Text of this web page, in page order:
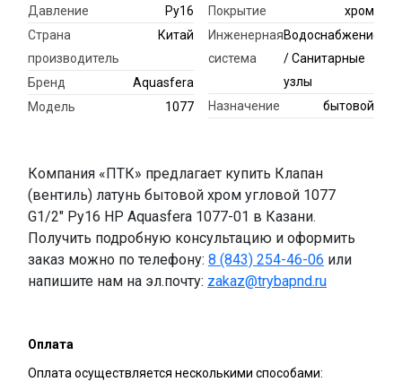
Давление
Ру16
Страна
производитель
Китай
Бренд
Aquasfera
Модель
1077
Покрытие
хром
Инженерная
система
Водоснабжение
/ Санитарные
узлы
Назначение
бытовой
Компания «ПТК» предлагает купить Клапан
(вентиль) латунь бытовой хром угловой 1077
G1/2" Ру16 НР Aquasfera 1077-01 в Казани.
Получить подробную консультацию и оформить
заказ можно по телефону: 8 (843) 254-46-06 или
напишите нам на эл.почту: zakaz@trybapnd.ru
Оплата
Оплата осуществляется несколькими способами: